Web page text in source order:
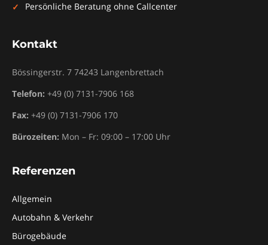
Persönliche Beratung ohne Callcenter
Kontakt
Bössingerstr. 7 74243 Langenbrettach
Telefon: +49 (0) 7131-7906 168
Fax: +49 (0) 7131-7906 170
Bürozeiten: Mon – Fr: 09:00 – 17:00 Uhr
Referenzen
Allgemein
Autobahn & Verkehr
Bürogebäude